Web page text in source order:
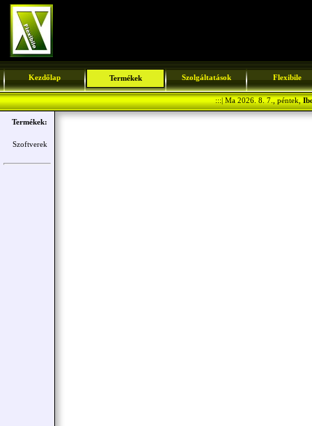
Kezdőlap Termékek Szolgáltatások Flexibile
:::| Ma 2026. 8. 7., péntek,
Termékek:
Szoftverek